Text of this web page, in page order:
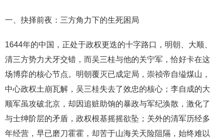
一、抉择前夜：三方角力下的生死困局
1644年的中国，正处于政权更迭的十字路口，明朝、大顺、
清三方势力犬牙交错，而吴三桂与他的关宁军，恰好卡在这
场博弈的核心节点。明朝覆灭已成定局，崇祯帝自缢煤山，
中心政权土崩瓦解，吴三桂失去了效忠的核心；李自成的大
顺军虽攻破北京，却因追赃助饷的暴政与军纪涣散，激化了
与士绅阶层的矛盾，政权根基摇摇欲坠；关外的清军历经多
年经营，早已磨刀霍霍，却苦于山海关天险阻隔，始终难以